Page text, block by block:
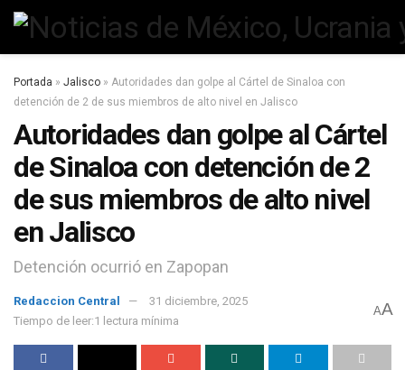
Portada » Jalisco » Autoridades dan golpe al Cártel de Sinaloa con
detención de 2 de sus miembros de alto nivel en Jalisco
Autoridades dan golpe al Cártel
de Sinaloa con detención de 2
de sus miembros de alto nivel
en Jalisco
Detención ocurrió en Zapopan
Redaccion Central
31 diciembre, 2025
Tiempo de leer:1 lectura mínima
AA